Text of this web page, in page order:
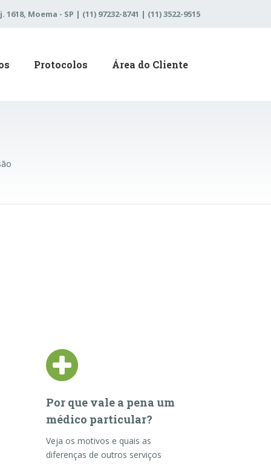
Moema - SP | (11) 97232-8741 | (11) 3522-9515
Protocolos Área do Cliente
Por que vale a pena um
médico particular?
Veja os motivos e quais as
diferenças de outros serviços